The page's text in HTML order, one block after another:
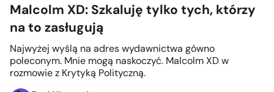
Malcolm XD: Szkaluję tylko tych, którzy
na to zasługują
Najwyżej wyślą na adres wydawnictwa gówno
poleconym. Mnie mogą naskoczyć. Malcolm XD w
rozmowie z Krytyką Polityczną.